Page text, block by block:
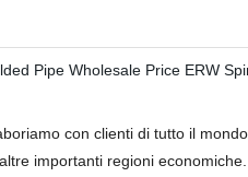
con clienti di tutto il
importanti regioni